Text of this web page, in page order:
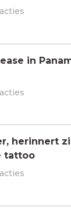
in
herinnert
tattoo